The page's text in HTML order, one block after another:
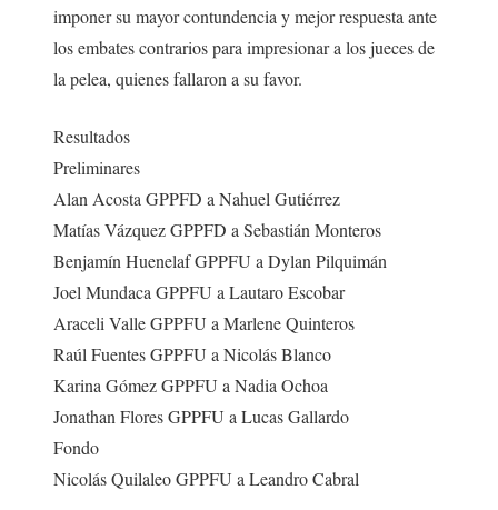
imponer su mayor contundencia y mejor respuesta ante
los embates contrarios para impresionar a los jueces de
la pelea, quienes fallaron a su favor.
Resultados
Preliminares
Alan Acosta GPPFD a Nahuel Gutiérrez
Matías Vázquez GPPFD a Sebastián Monteros
Benjamín Huenelaf GPPFU a Dylan Pilquimán
Joel Mundaca GPPFU a Lautaro Escobar
Araceli Valle GPPFU a Marlene Quinteros
Raúl Fuentes GPPFU a Nicolás Blanco
Karina Gómez GPPFU a Nadia Ochoa
Jonathan Flores GPPFU a Lucas Gallardo
Fondo
Nicolás Quilaleo GPPFU a Leandro Cabral